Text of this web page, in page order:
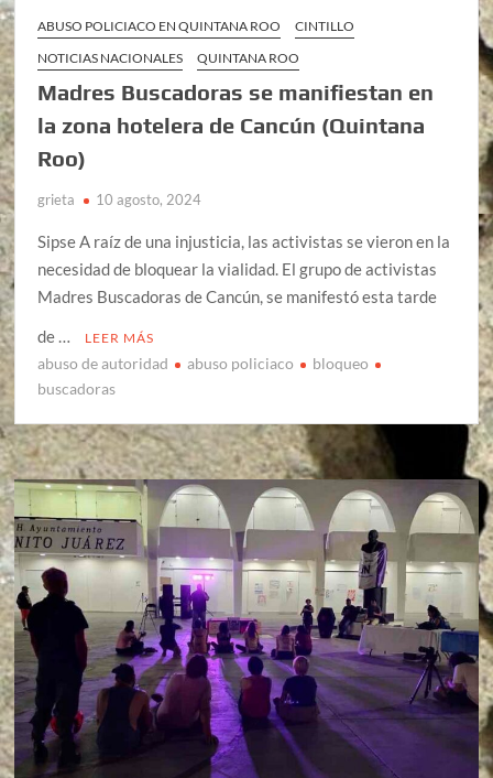
ABUSO POLICIACO EN QUINTANA ROO
CINTILLO
NOTICIAS NACIONALES
QUINTANA ROO
Madres Buscadoras se manifiestan en
la zona hotelera de Cancún (Quintana
Roo)
grieta 10 agosto, 2024
Sipse A raíz de una injusticia, las activistas se vieron en la
necesidad de bloquear la vialidad. El grupo de activistas
Madres Buscadoras de Cancún, se manifestó esta tarde
de …
LEER MÁS
abuso de autoridad abuso policiaco
bloqueo
buscadoras